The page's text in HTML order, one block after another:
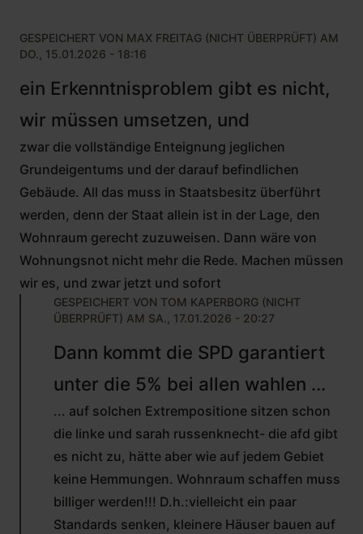
GESPEICHERT VON MAX FREITAG (NICHT ÜBERPRÜFT) AM
DO., 15.01.2026 - 18:16
ein Erkenntnisproblem gibt es nicht,
wir müssen umsetzen, und
zwar die vollständige Enteignung jeglichen
Grundeigentums und der darauf befindlichen
Gebäude. All das muss in Staatsbesitz überführt
werden, denn der Staat allein ist in der Lage, den
Wohnraum gerecht zuzuweisen. Dann wäre von
Wohnungsnot nicht mehr die Rede. Machen müssen
wir es, und zwar jetzt und sofort
GESPEICHERT VON TOM KAPERBORG (NICHT
ÜBERPRÜFT) AM SA., 17.01.2026 - 20:27
AUF
MAX
(NICHT
ÜBERPRÜFT)
Dann kommt die SPD garantiert
unter die 5% bei allen wahlen ...
... auf solchen Extrempositione sitzen schon
die linke und sarah russenknecht- die afd gibt
es nicht zu, hätte aber wie auf jedem Gebiet
keine Hemmungen. Wohnraum schaffen muss
billiger werden!!! D.h.:vielleicht ein paar
Standards senken, kleinere Häuser bauen auf